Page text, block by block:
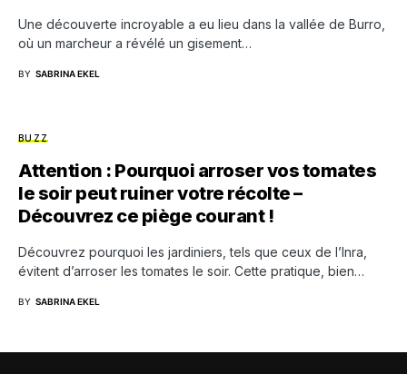
Une découverte incroyable a eu lieu dans la vallée de Burro,
où un marcheur a révélé un gisement…
BY SABRINA EKEL
BUZZ
Attention : Pourquoi arroser vos tomates
le soir peut ruiner votre récolte –
Découvrez ce piège courant !
Découvrez pourquoi les jardiniers, tels que ceux de l’Inra,
évitent d’arroser les tomates le soir. Cette pratique, bien…
BY SABRINA EKEL